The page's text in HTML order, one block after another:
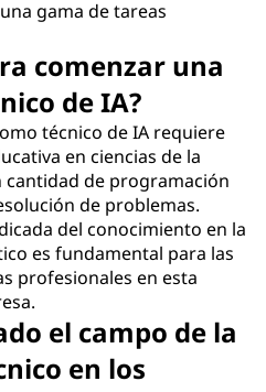
gama de tareas
comenzar una
de IA?
técnico de IA requiere
en ciencias de la
de programación
de problemas.
del conocimiento en la
es fundamental para las
profesionales en esta
el campo de la
en los